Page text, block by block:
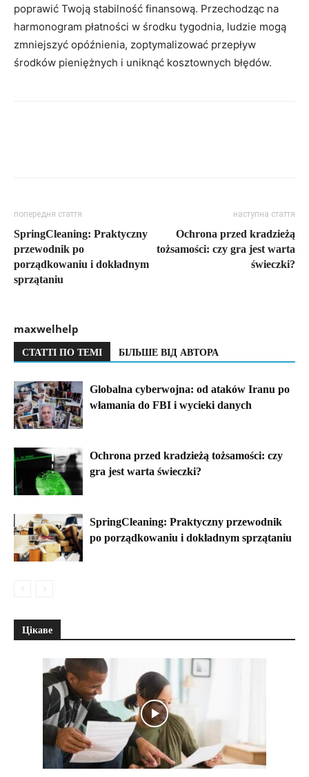
poprawić Twoją stabilność finansową. Przechodząc na
harmonogram płatności w środku tygodnia, ludzie mogą
zmniejszyć opóźnienia, zoptymalizować przepływ
środków pieniężnych i uniknąć kosztownych błędów.
попередня стаття
SpringCleaning: Praktyczny
przewodnik po
porządkowaniu i dokładnym
sprzątaniu
наступна стаття
Ochrona przed kradzieżą
tożsamości: czy gra jest warta
świeczki?
maxwelhelp
СТАТТІ ПО ТЕМІ БІЛЬШЕ ВІД АВТОРА
Globalna cyberwojna: od ataków Iranu po
włamania do FBI i wycieki danych
Ochrona przed kradzieżą tożsamości: czy
gra jest warta świeczki?
SpringCleaning: Praktyczny przewodnik
po porządkowaniu i dokładnym sprzątaniu
Цікаве